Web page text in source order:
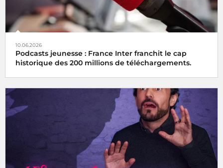
10.06.2026
Podcasts jeunesse : France Inter franchit le cap
historique des 200 millions de téléchargements.